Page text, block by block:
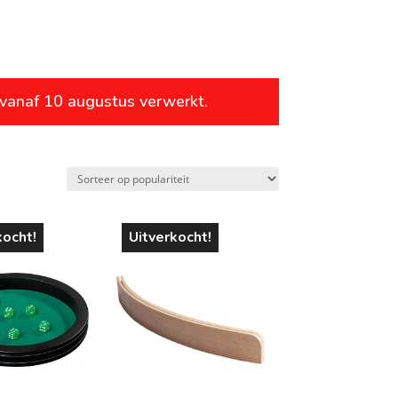
leeftijd
vanaf 1 jaar
vanaf 6 jaar
vanaf 10 jaar
vanaf 12 jaar
vanaf 14 jaar
vanaf 16 jaar
10 augustus verwerkt.
Uitverkocht!